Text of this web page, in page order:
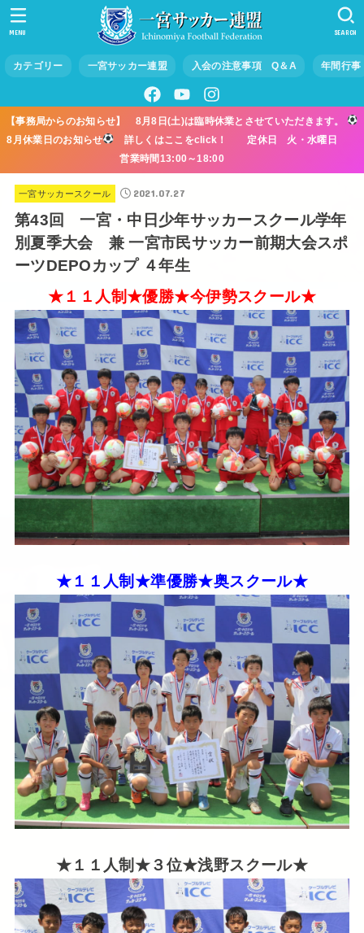
カテゴリー 一宮サッカー連盟 入会の注意事項 Q＆A 年間行事
SEARCH
MENU
【事務局からのお知らせ】 8月8日(土)は臨時休業とさせていただきます。
8月休業日のお知らせ
詳しくはここをclick！ 定休日 火・水曜日
営業時間13:00～18:00
一宮サッカースクール 2021.07.27
第43回 一宮・中日少年サッカースクール学年
別夏季大会 兼 一宮市民サッカー前期大会スポ
ーツDEPOカップ ４年生
★１１人制★優勝★今伊勢スクール★
★１１人制★準優勝★奥スクール★
★１１人制★３位★浅野スクール★